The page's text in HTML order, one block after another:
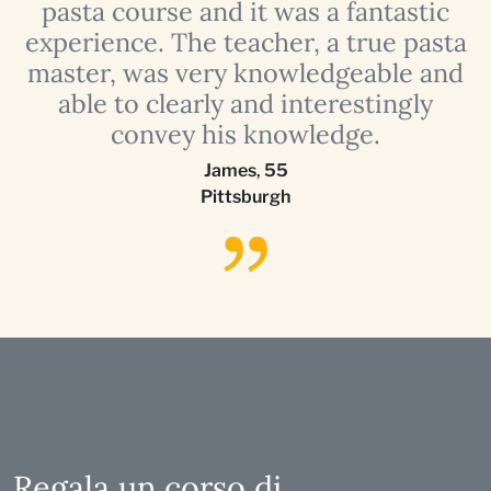
pasta course and it was a fantastic
experience. The teacher, a true pasta
master, was very knowledgeable and
able to clearly and interestingly
convey his knowledge.
James, 55
Pittsburgh